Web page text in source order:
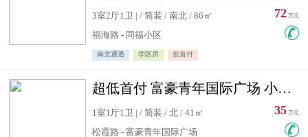
3室2厅1卫 | / 简装 / 南北 / 86㎡
福海路 - 同福小区
南北通透 学区房 低首付
72 万元
超低首付 富豪青年国际广场 小高层住宅急售
1室1厅1卫 | / 简装 / 北 / 41㎡
松霞路 - 富豪青年国际广场
35 万元